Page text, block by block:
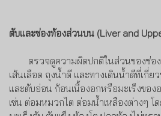
ตับและช่องท้องส่วนบน (Liver and
ตรวจดูความผิดปกติในส่วนของช่อง
เส้นเลือด ถุงน้ำดี และทางเดินน้ำดีที่เกี่
และตับอ่อน ก้อนเนื้องอกหรือมะเร็งขอ
เช่น ต่อมหมวกไต ต่อมน้ำเหลืองต่างๆ โ